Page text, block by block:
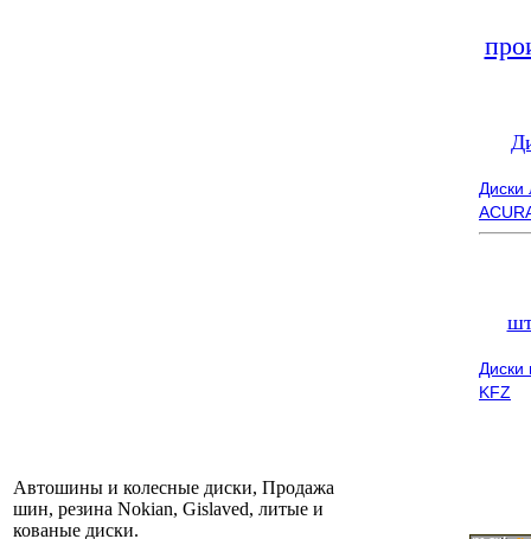
Диски
KFZ
Автошины и колесные диски, Продажа
шин, резина Nokian, Gislaved, литые и
кованые диски.